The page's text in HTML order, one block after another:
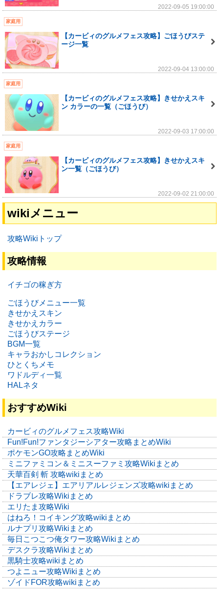
2022-09-05 19:00:00
家庭用
【カービィのグルメフェス攻略】ごほうびステ
ージ一覧
2022-09-04 13:00:00
家庭用
【カービィのグルメフェス攻略】きせかえスキ
ン カラーの一覧（ごほうび）
2022-09-03 17:00:00
家庭用
【カービィのグルメフェス攻略】きせかえスキ
ン一覧（ごほうび）
2022-09-02 21:00:00
wikiメニュー
攻略Wikiトップ
攻略情報
イチゴの稼ぎ方
ごほうびメニュー一覧
きせかえスキン
きせかえカラー
ごほうびステージ
BGM一覧
キャラおかしコレクション
ひとくちメモ
ワドルディ一覧
HALネタ
おすすめWiki
カービィのグルメフェス攻略Wiki
Fun!Fun!ファンタジーシアター攻略まとめWiki
ポケモンGO攻略まとめWiki
ミニファミコン＆ミニスーファミ攻略Wikiまとめ
天華百剣 斬 攻略wikiまとめ
【エアレジェ】エアリアルレジェンズ攻略wikiまとめ
ドラブレ攻略Wikiまとめ
エリたま攻略Wiki
はねろ！コイキング攻略wikiまとめ
ルナプリ攻略Wikiまとめ
毎日こつこつ俺タワー攻略Wikiまとめ
デスクラ攻略Wikiまとめ
黒騎士攻略wikiまとめ
つよニュー攻略Wikiまとめ
ゾイドFOR攻略wikiまとめ